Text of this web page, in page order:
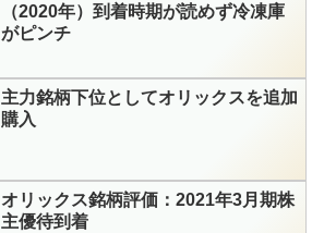
（2020年）到着時期が読めず冷凍庫
がピンチ
主力銘柄下位としてオリックスを追加
購入
オリックス銘柄評価：2021年3月期株
主優待到着